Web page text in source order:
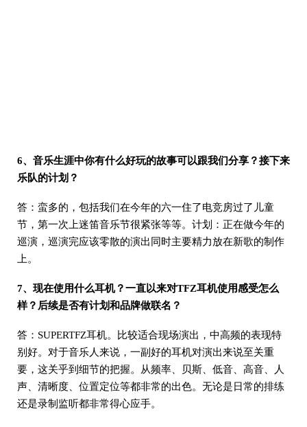
6、音乐生涯中你有什么好玩的故事可以跟我们分享？接下来
乐队的计划？
答：蛮多的，包括我们在今年的六一住了电竞房过了儿童
节，第一次上迷笛音乐节很紧张等等。计划：正在做今年的
巡演，巡演完应该零散的演出同时主要精力放在新歌的制作
上。
7、现在使用什么耳机？一直以来对TFZ耳机使用感受怎么
样？后续是否有计划和品牌做联名？
答：SUPERTFZ耳机。比较适合现场演出，中高频的表现特
别好。对于音乐人来说，一副好的耳机对演出来说至关重
要，这关乎到细节的把握。从频率、贝斯、低音、高音、人
声、清晰度、位置定位等都非常的出色。无论是日常的排练
还是录制监听都非常得心应手。